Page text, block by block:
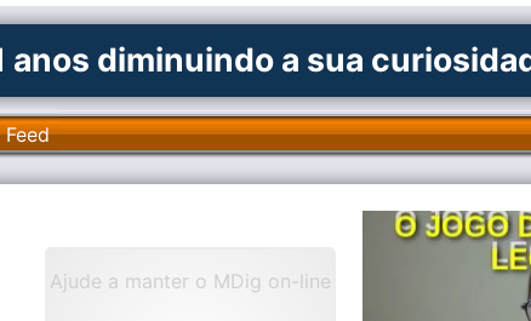
anos diminuindo a sua
Feed
Ajude a manter o MDig on-line